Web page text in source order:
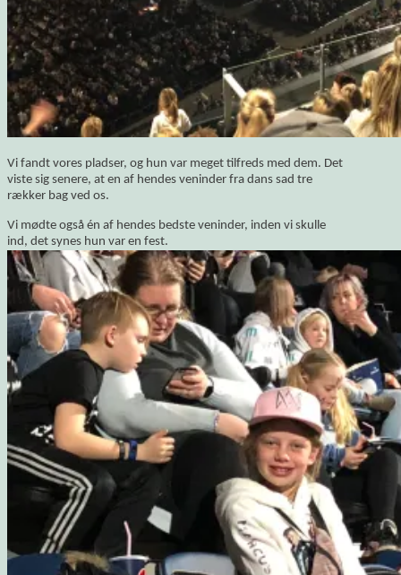
Vi fandt vores pladser, og hun var meget tilfreds med dem. Det
viste sig senere, at en af hendes veninder fra dans sad tre
rækker bag ved os.
Vi mødte også én af hendes bedste veninder, inden vi skulle
ind, det synes hun var en fest.